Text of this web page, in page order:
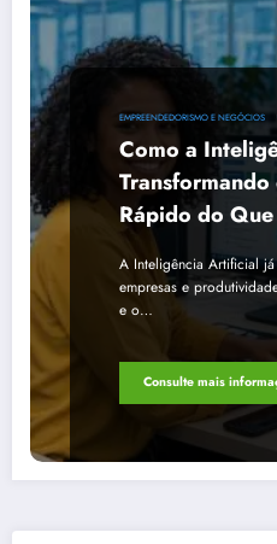
EMPREENDEDORISMO E NEGÓCIOS
Como a
Rápido do
A Inteligência Artificial
empresas e
e o…
Consulte mais